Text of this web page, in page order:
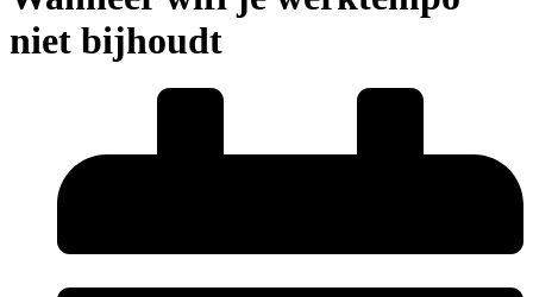
niet bijhoudt